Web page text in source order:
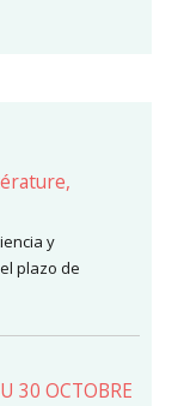
y
plazo de
30 OCTOBRE